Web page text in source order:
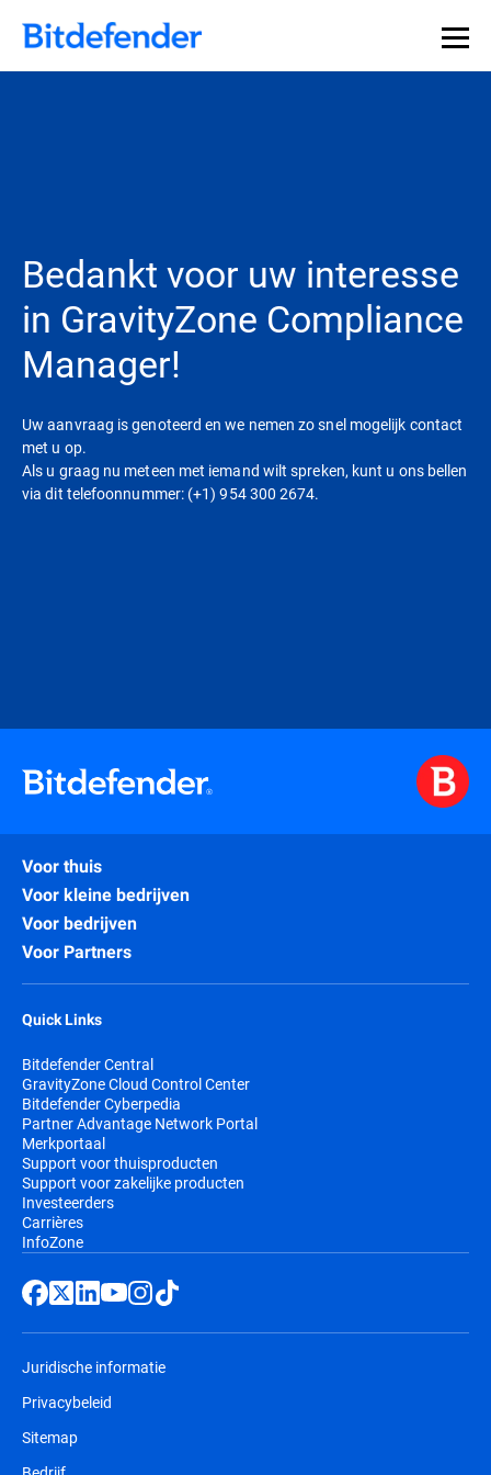
Bedankt voor uw interesse
in GravityZone Compliance
Manager!
Uw aanvraag is genoteerd en we nemen zo snel mogelijk contact
met u op.
Als u graag nu meteen met iemand wilt spreken, kunt u ons bellen
via dit telefoonnummer: (+1) 954 300 2674.
Voor thuis
Voor kleine bedrijven
Voor bedrijven
Voor Partners
Quick Links
Bitdefender Central
GravityZone Cloud Control Center
Bitdefender Cyberpedia
Partner Advantage Network Portal
Merkportaal
Support voor thuisproducten
Support voor zakelijke producten
Investeerders
Carrières
InfoZone
Juridische informatie
Privacybeleid
Sitemap